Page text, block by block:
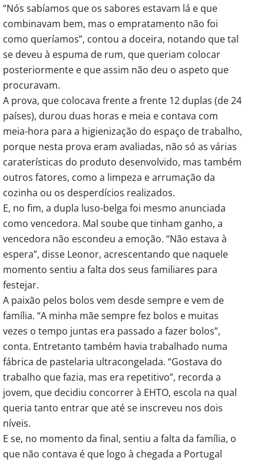
“Nós sabíamos que os sabores estavam lá e que
combinavam bem, mas o empratamento não foi
como queríamos”, contou a doceira, notando que tal
se deveu à espuma de rum, que queriam colocar
posteriormente e que assim não deu o aspeto que
procuravam.
A prova, que colocava frente a frente 12 duplas (de 24
países), durou duas horas e meia e contava com
meia-hora para a higienização do espaço de trabalho,
porque nesta prova eram avaliadas, não só as várias
caraterísticas do produto desenvolvido, mas também
outros fatores, como a limpeza e arrumação da
cozinha ou os desperdícios realizados.
E, no fim, a dupla luso-belga foi mesmo anunciada
como vencedora. Mal soube que tinham ganho, a
vencedora não escondeu a emoção. “Não estava à
espera”, disse Leonor, acrescentando que naquele
momento sentiu a falta dos seus familiares para
festejar.
A paixão pelos bolos vem desde sempre e vem de
família. “A minha mãe sempre fez bolos e muitas
vezes o tempo juntas era passado a fazer bolos”,
conta. Entretanto também havia trabalhado numa
fábrica de pastelaria ultracongelada. “Gostava do
trabalho que fazia, mas era repetitivo”, recorda a
jovem, que decidiu concorrer à EHTO, escola na qual
queria tanto entrar que até se inscreveu nos dois
níveis.
E se, no momento da final, sentiu a falta da família, o
que não contava é que logo à chegada a Portugal